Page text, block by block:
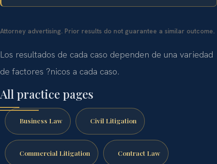
Attorney advertising. Prior results do not guarantee a similar outcome.
Los resultados de cada caso dependen de una variedad
de factores ?nicos a cada caso.
All practice pages
Business Law Civil Litigation
Commercial Litigation Contract Law